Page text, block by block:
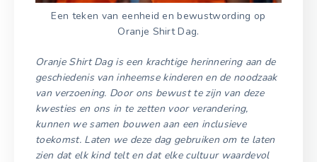
Een teken van eenheid en bewustwording op
Oranje Shirt Dag.
Oranje Shirt Dag is een krachtige herinnering aan de
geschiedenis van inheemse kinderen en de noodzaak
van verzoening. Door ons bewust te zijn van deze
kwesties en ons in te zetten voor verandering,
kunnen we samen bouwen aan een inclusieve
toekomst. Laten we deze dag gebruiken om te laten
zien dat elk kind telt en dat elke cultuur waardevol